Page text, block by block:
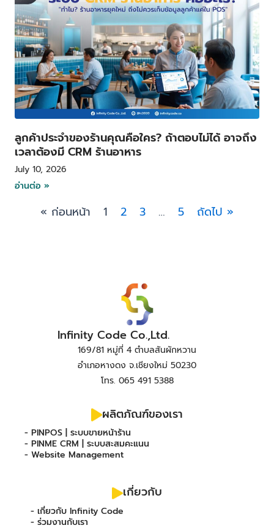
ลูกค้าประจำของร้านคุณคือใคร? ถ้าตอบไม่ได้ อาจถึง
เวลาต้องมี CRM ร้านอาหาร
July 10, 2026
อ่านต่อ »
« ก่อนหน้า 1 2 3 … 5 ถัดไป »
Infinity Code Co.,Ltd.
169/81 หมู่ที่ 4 ตำบลสันผักหวาน
อำเภอหางดง จ.เชียงใหม่ 50230
โทร. 065 491 5388
ผลิตภัณฑ์ของเรา
- PINPOS | ระบบขายหน้าร้าน
- PINME CRM | ระบบสะสมคะแนน
- Website Management
เกี่ยวกับ
- เกี่ยวกับ Infinity Code
- ร่วมงานกับเรา